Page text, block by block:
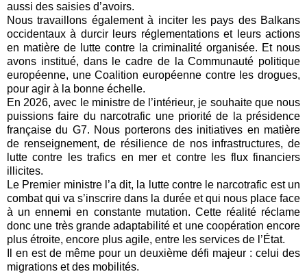
aussi des saisies d’avoirs.
Nous travaillons également à inciter les pays des Balkans
occidentaux à durcir leurs réglementations et leurs actions
en matière de lutte contre la criminalité organisée. Et nous
avons institué, dans le cadre de la Communauté politique
européenne, une Coalition européenne contre les drogues,
pour agir à la bonne échelle.
En 2026, avec le ministre de l’intérieur, je souhaite que nous
puissions faire du narcotrafic une priorité de la présidence
française du G7. Nous porterons des initiatives en matière
de renseignement, de résilience de nos infrastructures, de
lutte contre les trafics en mer et contre les flux financiers
illicites.
Le Premier ministre l’a dit, la lutte contre le narcotrafic est un
combat qui va s’inscrire dans la durée et qui nous place face
à un ennemi en constante mutation. Cette réalité réclame
donc une très grande adaptabilité et une coopération encore
plus étroite, encore plus agile, entre les services de l’État.
Il en est de même pour un deuxième défi majeur : celui des
migrations et des mobilités.